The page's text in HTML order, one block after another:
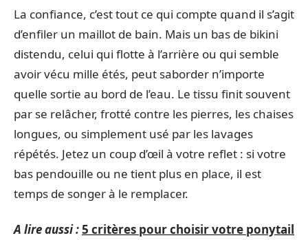
La confiance, c’est tout ce qui compte quand il s’agit
d’enfiler un maillot de bain. Mais un bas de bikini
distendu, celui qui flotte à l’arrière ou qui semble
avoir vécu mille étés, peut saborder n’importe
quelle sortie au bord de l’eau. Le tissu finit souvent
par se relâcher, frotté contre les pierres, les chaises
longues, ou simplement usé par les lavages
répétés. Jetez un coup d’œil à votre reflet : si votre
bas pendouille ou ne tient plus en place, il est
temps de songer à le remplacer.
A lire aussi :5 critères pour choisir votre ponytail